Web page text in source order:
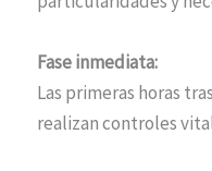
Fase inmediata:
Las primeras horas
realizan controles